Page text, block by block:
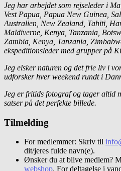
Jeg har arbejdet som rejseleder i
Vest Papua, Papua New Guinea,
Australien, New Zealand, Tahiti,
Maldiverne, Kenya, Tanzania,
Zambia, Kenya, Tanzania,
ekspeditionsleder med grupper på
Jeg elsker naturen og det frie liv i
udforsker hver weekend rundt i
Jeg er fritids fotograf og tager altid
satser på det perfekte billede.
Tilmelding
For medlemmer: Skriv til
dit/jeres fulde navn(e).
Ønsker du at blive medlem?
webshop. For deltagelse i